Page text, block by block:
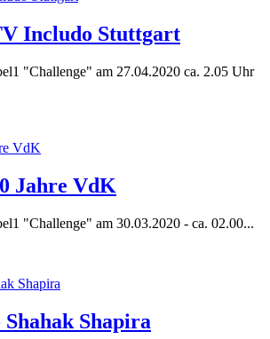
Includo Stuttgart
"Challenge" am 27.04.2020 ca. 2.05 Uhr
Jahre VdK
"Challenge" am 30.03.2020 - ca. 02.00...
Shahak Shapira